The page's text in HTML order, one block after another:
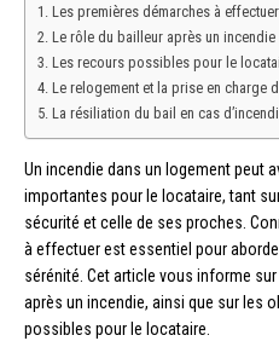
Les premières démarches à
Le rôle du bailleur après un incendie
Les recours possibles pour le
Le relogement et la prise en charge
La résiliation du bail en cas
Un incendie dans un logement peut
importantes pour le locataire, tant
sécurité et celle de ses proches.
à effectuer est essentiel pour
sérénité. Cet article vous informe
après un incendie, ainsi que sur les
possibles pour le locataire.